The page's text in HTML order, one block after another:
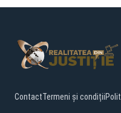
ContactTermeni și condiții